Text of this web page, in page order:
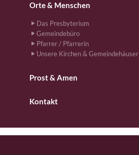
Orte & Menschen
Das Presbyterium
Gemeindebüro
Pfarrer / Pfarrerin
Unsere Kirchen & Gemeindehäuser
Prost & Amen
Kontakt